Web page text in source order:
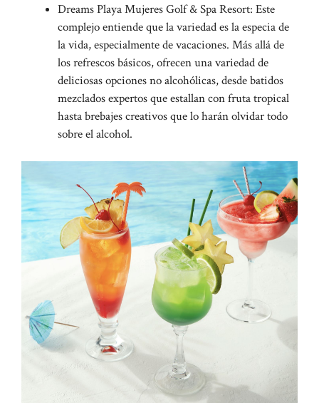
Dreams Playa Mujeres Golf & Spa Resort: Este
complejo entiende que la variedad es la especia de
la vida, especialmente de vacaciones. Más allá de
los refrescos básicos, ofrecen una variedad de
deliciosas opciones no alcohólicas, desde batidos
mezclados expertos que estallan con fruta tropical
hasta brebajes creativos que lo harán olvidar todo
sobre el alcohol.